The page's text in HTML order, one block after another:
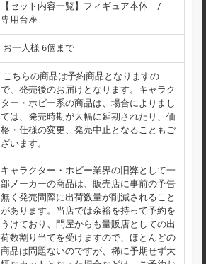
【セット内容一覧】フィギュア本体 /
専用台座
お一人様 6個まで
こちらの商品は予約商品となりますの
で、発売後のお届けとなります。キャラク
ター・ホビー系の商品は、場合によりまし
ては、発売時期が大幅に延期されたり、価
格・仕様の変更、発売中止となることもご
ざいます。
キャラクター・ホビー業界の旧弊として一
部メーカーの商品は、販売店に事前の予告
無く発売間際に出荷数量が削減されること
があります。当店では余裕を持って予約を
うけており、問屋からも量販店としての出
荷数割り当てを受けますので、ほとんどの
商品は問題ないのですが、稀に予期せず大